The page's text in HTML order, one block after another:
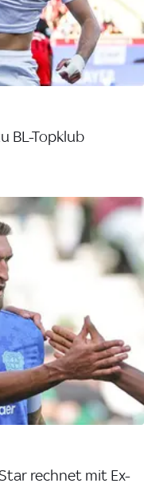
BL-Topklub
rechnet mit Ex-